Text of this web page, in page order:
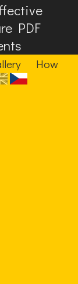
PDF
How